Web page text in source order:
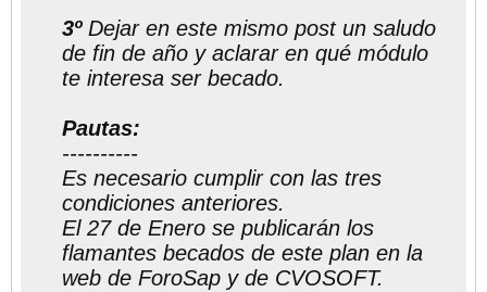
3ºDejar en este mismo post un saludo
de fin de año y aclarar en qué módulo
te interesa ser becado.
Pautas:
----------
Es necesario cumplir con las tres
condiciones anteriores.
El 27 de Enero se publicarán los
flamantes becados de este plan en la
web de ForoSap y de CVOSOFT.